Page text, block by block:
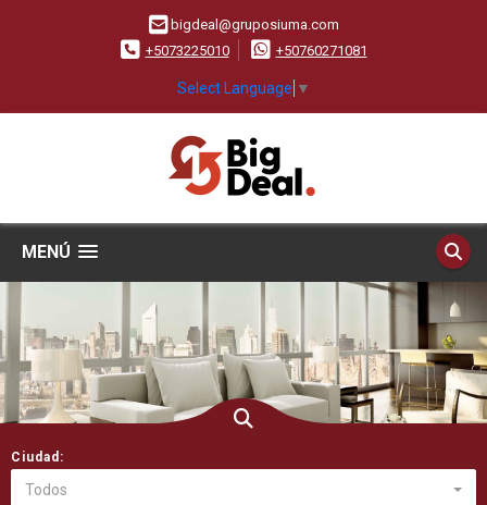
bigdeal@gruposiuma.com
+5073225010
+50760271081
Select Language ▼
MENÚ
Ciudad:
Todos